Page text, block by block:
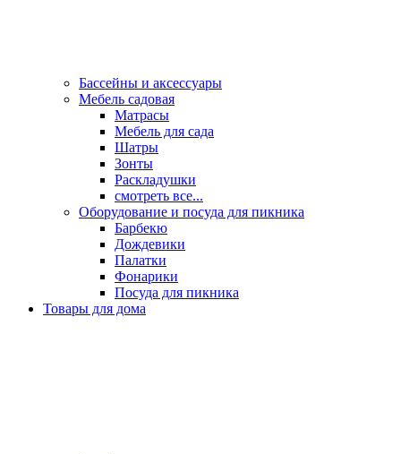
Бассейны и аксессуары
Мебель садовая
Матрасы
Мебель для сада
Шатры
Зонты
Раскладушки
смотреть все...
Оборудование и посуда для пикника
Барбекю
Дождевики
Палатки
Фонарики
Посуда для пикника
Товары для дома